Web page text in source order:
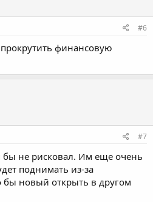
автомобилей, где Вы сможете
кузовной ремонт, а так же
моечно-полировочного комплекса.
в дилерском центре Хонда
автомобиль с пробегом и
в зачет или на комиссию.
#6
финансовую
#7
бы не рисковал. Им еще очень
поднимать из-за
новый открыть в другом